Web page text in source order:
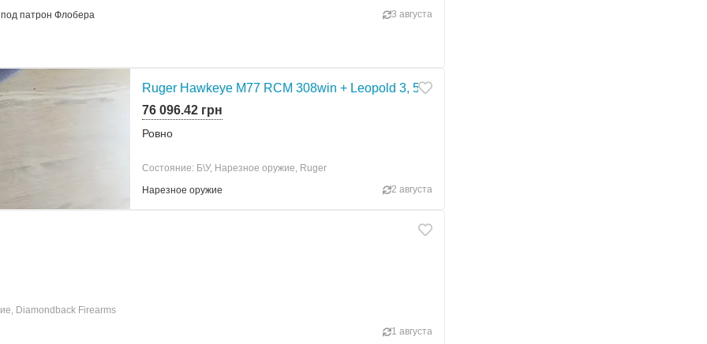
патрон Флобера 3 августа
Ruger Hawkeye M77 RCM 308win + Leopold 3, 5 -10x40
76 096.42 грн
Ровно
Состояние: Б\У, Нарезное оружие, Ruger
Нарезное оружие
2 августа
Diamondback Firearms
1 августа